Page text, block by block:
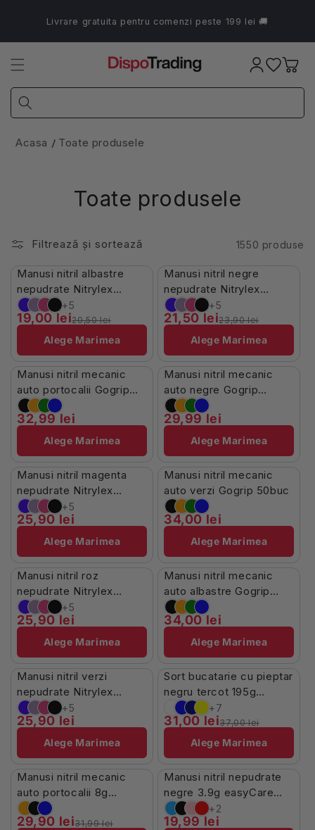
conținutLivrare gratuita pentru comenzi peste 199 lei 🚚
Coș
Acasa Toate produsele
Toate produsele
Filtrează și sortează 1550 produse
-7%
Manusi nitril albastre
nepudrate Nitrylex
100buc
+5
19,00 lei20,50 lei
Alege Marimea
-10%
Manusi nitril negre
nepudrate Nitrylex
100buc
+5
21,50 lei23,90 lei
Alege Marimea
Manusi nitril mecanic
auto portocalii Gogrip
50buc
32,99 lei
Alege Marimea
Manusi nitril mecanic
auto negre Gogrip
50buc
29,99 lei
Alege Marimea
Manusi nitril magenta
nepudrate Nitrylex
100buc
+5
25,90 lei
Alege Marimea
Manusi nitril mecanic
auto verzi Gogrip 50buc
34,00 lei
Alege Marimea
Manusi nitril roz
nepudrate Nitrylex
100buc
+5
25,90 lei
Alege Marimea
Manusi nitril mecanic
auto albastre Gogrip
50buc
34,00 lei
Alege Marimea
Manusi nitril verzi
nepudrate Nitrylex
100buc
+5
25,90 lei
Alege Marimea
-16%
Sort bucatarie cu pieptar
negru tercot 195g
Missena+7
31,00 lei37,00 lei
Alege Marimea
-7%
Manusi nitril mecanic
auto portocalii 8g
Gripzzly 50buc
29,90 lei31,99 lei
Manusi nitril nepudrate
negre 3.9g easyCare
100buc
+2
19,99 lei